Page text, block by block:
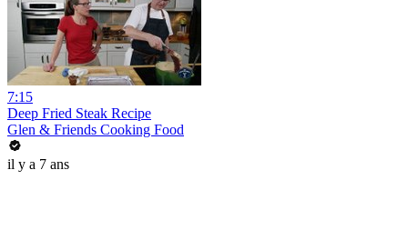
7:15
Deep Fried Steak Recipe
Glen & Friends Cooking Food
il y a 7 ans